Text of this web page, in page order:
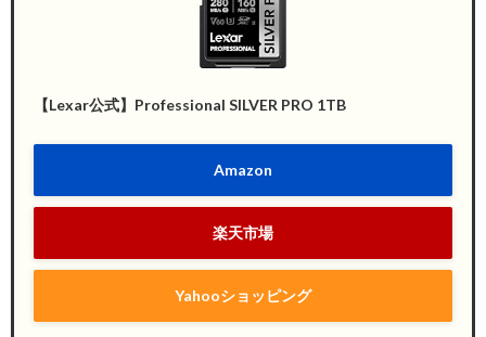
【Lexar公式】Professional SILVER PRO 1TB
Amazon
楽天市場
Yahooショッピング